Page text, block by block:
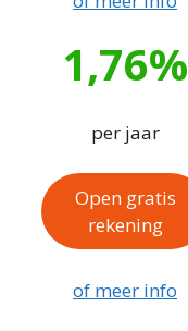
1,76%
per jaar
Open gratis
rekening
of meer info